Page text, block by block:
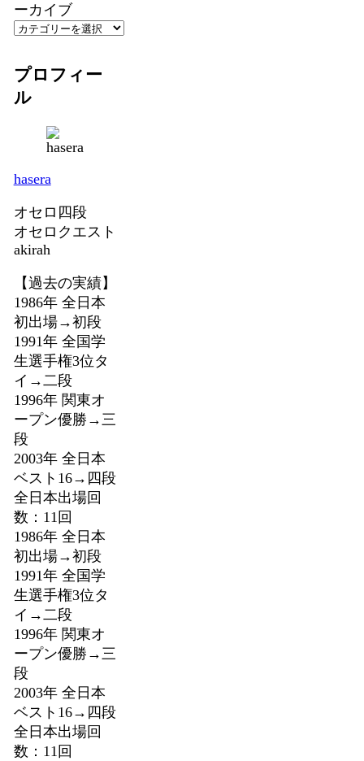
ーカイブ
プロフィー
ル
hasera
オセロ四段
オセロクエスト
akirah
【過去の実績】
1986年 全日本
初出場→初段
1991年 全国学
生選手権3位タ
イ→二段
1996年 関東オ
ープン優勝→三
段
2003年 全日本
ベスト16→四段
全日本出場回
数：11回
1986年 全日本
初出場→初段
1991年 全国学
生選手権3位タ
イ→二段
1996年 関東オ
ープン優勝→三
段
2003年 全日本
ベスト16→四段
全日本出場回
数：11回